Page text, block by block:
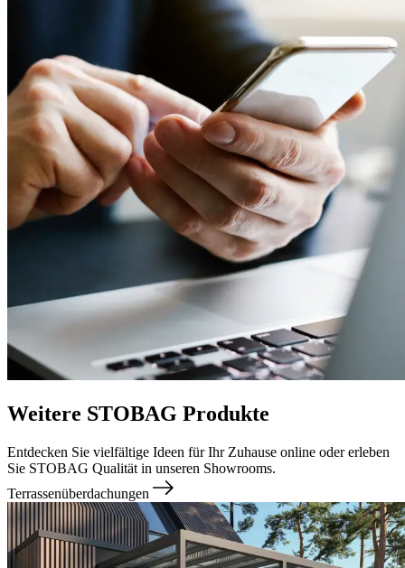
Weitere STOBAG Produkte
Entdecken Sie vielfältige Ideen für Ihr Zuhause online oder erleben
Sie STOBAG Qualität in unseren Showrooms.
Terrassenüberdachungen